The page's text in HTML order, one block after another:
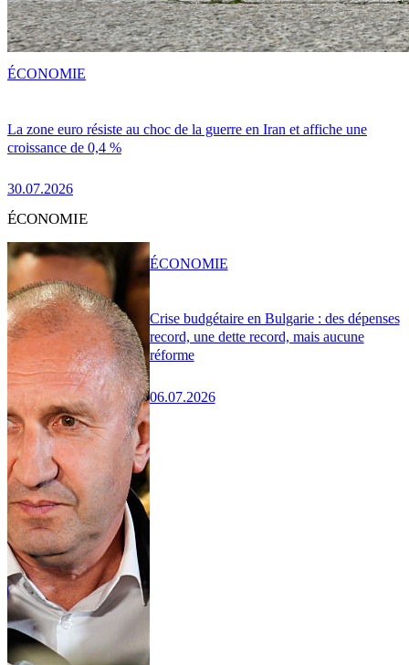
La zone euro résiste au choc de la guerre en Iran et affiche une
croissance de 0,4 %
30.07.2026
ÉCONOMIE
ÉCONOMIE
Crise budgétaire en Bulgarie : des dépenses
record, une dette record, mais aucune
réforme
06.07.2026
ÉCONOMIE